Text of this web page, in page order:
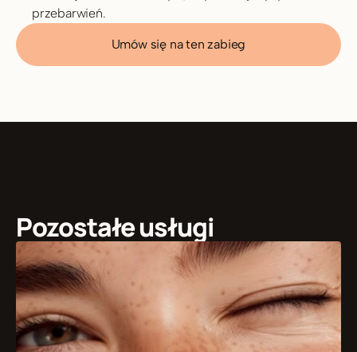
przebarwień.
Umów się na ten zabieg
Pozostałe usługi